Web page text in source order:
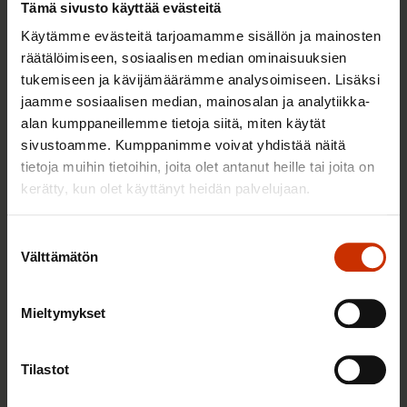
Tämä sivusto käyttää evästeitä
Käytämme evästeitä tarjoamamme sisällön ja mainosten
räätälöimiseen, sosiaalisen median ominaisuuksien
tukemiseen ja kävijämäärämme analysoimiseen. Lisäksi
jaamme sosiaalisen median, mainosalan ja analytiikka-
alan kumppaneillemme tietoja siitä, miten käytät
sivustoamme. Kumppanimme voivat yhdistää näitä
tietoja muihin tietoihin, joita olet antanut heille tai joita on
kerätty, kun olet käyttänyt heidän palvelujaan.
valinta
Välttämätön
Mieltymykset
Tilastot
21.11.2025 Aineistot
Jarkko Eloranta: Hallitus on
keskittynyt elinkeinoelämän toiveiden
täyttämiseen ja unohtanut työttömät
20.11.2025 Uutiset
kehitysehdotusta tarkastelussa